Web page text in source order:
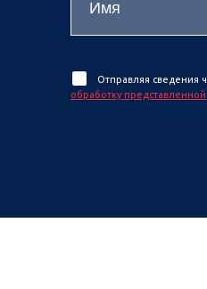
Отправляя сведения
обработку